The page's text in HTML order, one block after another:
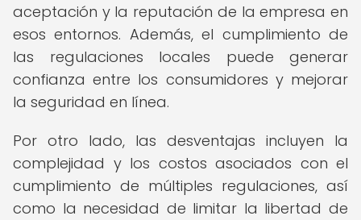
aceptación y la reputación de la empresa en
esos entornos. Además, el cumplimiento de
las regulaciones locales puede generar
confianza entre los consumidores y mejorar
la seguridad en línea.
Por otro lado, las desventajas incluyen la
complejidad y los costos asociados con el
cumplimiento de múltiples regulaciones, así
como la necesidad de limitar la libertad de